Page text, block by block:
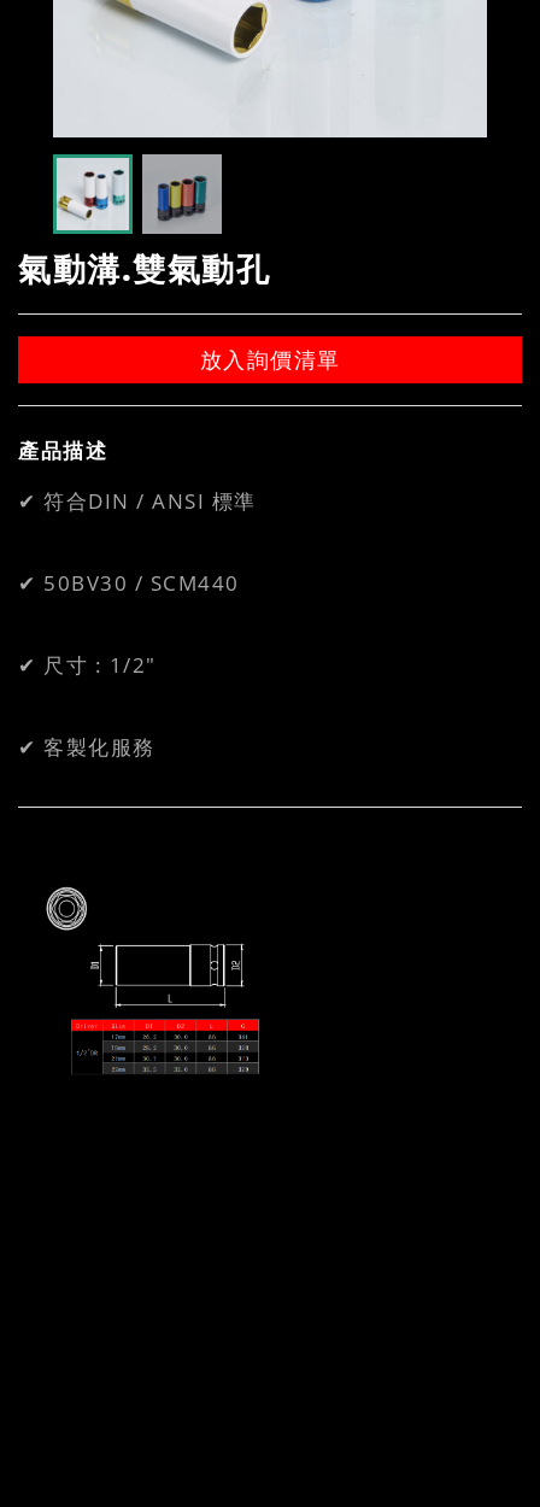
氣動溝.雙氣動孔
放入詢價清單
產品描述
✔ 符合DIN / ANSI 標準
✔ 50BV30 / SCM440
✔ 尺寸 : 1/2"
✔ 客製化服務